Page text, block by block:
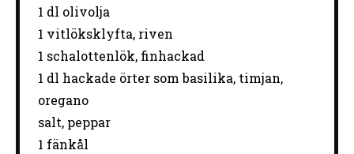
1 dl olivolja
1 vitlöksklyfta, riven
1 schalottenlök, finhackad
1 dl hackade örter som basilika, timjan,
oregano
salt, peppar
1 fänkål